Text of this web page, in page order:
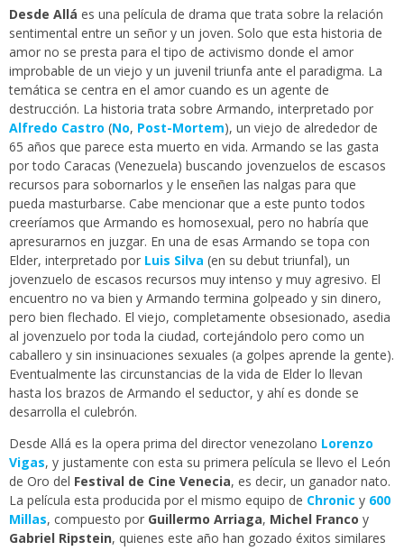
Desde Allá es una película de drama que trata sobre la relación
sentimental entre un señor y un joven. Solo que esta historia de
amor no se presta para el tipo de activismo donde el amor
improbable de un viejo y un juvenil triunfa ante el paradigma. La
temática se centra en el amor cuando es un agente de
destrucción. La historia trata sobre Armando, interpretado por
Alfredo Castro (No, Post-Mortem), un viejo de alrededor de
65 años que parece esta muerto en vida. Armando se las gasta
por todo Caracas (Venezuela) buscando jovenzuelos de escasos
recursos para sobornarlos y le enseñen las nalgas para que
pueda masturbarse. Cabe mencionar que a este punto todos
creeríamos que Armando es homosexual, pero no habría que
apresurarnos en juzgar. En una de esas Armando se topa con
Elder, interpretado por Luis Silva (en su debut triunfal), un
jovenzuelo de escasos recursos muy intenso y muy agresivo. El
encuentro no va bien y Armando termina golpeado y sin dinero,
pero bien flechado. El viejo, completamente obsesionado, asedia
al jovenzuelo por toda la ciudad, cortejándolo pero como un
caballero y sin insinuaciones sexuales (a golpes aprende la gente).
Eventualmente las circunstancias de la vida de Elder lo llevan
hasta los brazos de Armando el seductor, y ahí es donde se
desarrolla el culebrón.
Desde Allá es la opera prima del director venezolano Lorenzo
Vigas, y justamente con esta su primera película se llevo el León
de Oro del Festival de Cine Venecia, es decir, un ganador nato.
La película esta producida por el mismo equipo de Chronic y 600
Millas, compuesto por Guillermo Arriaga, Michel Franco y
Gabriel Ripstein, quienes este año han gozado éxitos similares